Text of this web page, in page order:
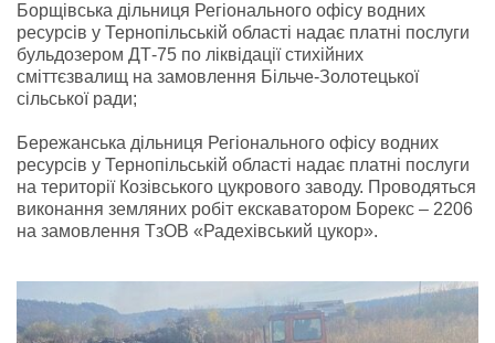
Борщівська дільниця Регіонального офісу водних
ресурсів у Тернопільській області надає платні послуги
бульдозером ДТ-75 по ліквідації стихійних
сміттєзвалищ на замовлення Більче-Золотецької
сільської ради;
Бережанська дільниця Регіонального офісу водних
ресурсів у Тернопільській області надає платні послуги
на території Козівського цукрового заводу. Проводяться
виконання земляних робіт екскаватором Борекс – 2206
на замовлення ТзОВ «Радехівський цукор».